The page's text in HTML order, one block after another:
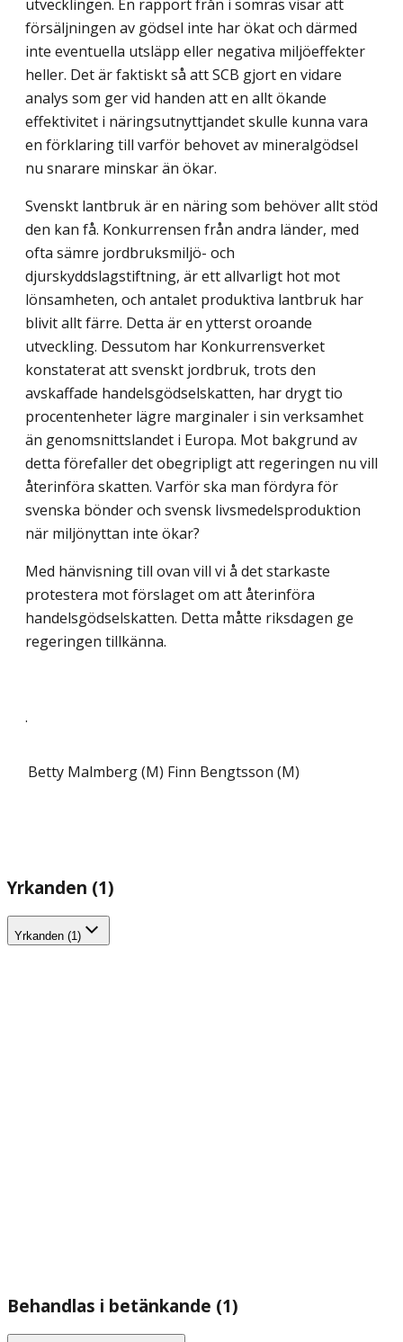
utvecklingen. En rapport från i somras visar att
försäljningen av gödsel inte har ökat och därmed
inte eventuella utsläpp eller negativa miljöeffekter
heller. Det är faktiskt så att SCB gjort en vidare
analys som ger vid handen att en allt ökande
effektivitet i näringsutnyttjandet skulle kunna vara
en förklaring till varför behovet av mineralgödsel
nu snarare minskar än ökar.
Svenskt lantbruk är en näring som behöver allt stöd
den kan få. Konkurrensen från andra länder, med
ofta sämre jordbruksmiljö- och
djurskyddslagstiftning, är ett allvarligt hot mot
lönsamheten, och antalet produktiva lantbruk har
blivit allt färre. Detta är en ytterst oroande
utveckling. Dessutom har Konkurrensverket
konstaterat att svenskt jordbruk, trots den
avskaffade handelsgödselskatten, har drygt tio
procentenheter lägre marginaler i sin verksamhet
än genomsnittslandet i Europa. Mot bakgrund av
detta förefaller det obegripligt att regeringen nu vill
återinföra skatten. Varför ska man fördyra för
svenska bönder och svensk livsmedelsproduktion
när miljönyttan inte ökar?
Med hänvisning till ovan vill vi å det starkaste
protestera mot förslaget om att återinföra
handelsgödselskatten. Detta måtte riksdagen ge
regeringen tillkänna.
.
Betty Malmberg (M) Finn Bengtsson (M)
Yrkanden (1)
Yrkanden (1)
Behandlas i betänkande (1)